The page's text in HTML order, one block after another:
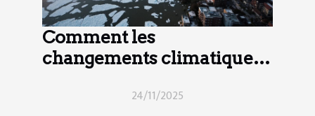
Comment les
changements climatiques
immobilier ?24/11/2025